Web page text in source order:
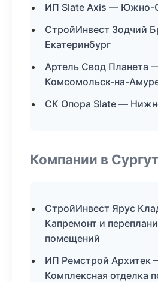
ИП Slate Axis — Южно-
СтройИнвест Зодчий
Екатеринбург
Артель Свод Планета
Комсомольск-на-
СК Опора Slate —
Компании в Сургут
СтройИнвест Ярус
Капремонт и
помещений
ИП Ремстрой Архитек
Комплексная отделка